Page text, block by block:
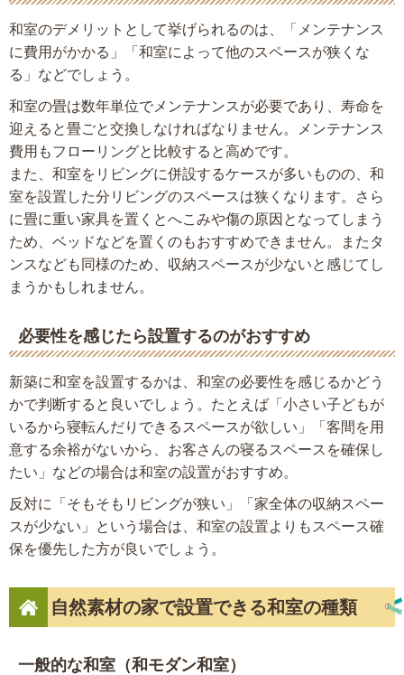
和室のデメリットとして挙げられるのは、「メンテナンス
に費用がかかる」「和室によって他のスペースが狭くな
る」などでしょう。
和室の畳は数年単位でメンテナンスが必要であり、寿命を
迎えると畳ごと交換しなければなりません。メンテナンス
費用もフローリングと比較すると高めです。
また、和室をリビングに併設するケースが多いものの、和
室を設置した分リビングのスペースは狭くなります。さら
に畳に重い家具を置くとへこみや傷の原因となってしまう
ため、ベッドなどを置くのもおすすめできません。またタ
ンスなども同様のため、収納スペースが少ないと感じてし
まうかもしれません。
必要性を感じたら設置するのがおすすめ
新築に和室を設置するかは、和室の必要性を感じるかどう
かで判断すると良いでしょう。たとえば「小さい子どもが
いるから寝転んだりできるスペースが欲しい」「客間を用
意する余裕がないから、お客さんの寝るスペースを確保し
たい」などの場合は和室の設置がおすすめ。
反対に「そもそもリビングが狭い」「家全体の収納スペー
スが少ない」という場合は、和室の設置よりもスペース確
保を優先した方が良いでしょう。
自然素材の家で設置できる和室の種類
一般的な和室（和モダン和室）